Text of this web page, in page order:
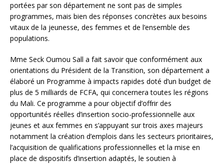
portées par son département ne sont pas de simples
programmes, mais bien des réponses concrètes aux besoins
vitaux de la jeunesse, des femmes et de l’ensemble des
populations.
Mme Seck Oumou Sall a fait savoir que conformément aux
orientations du Président de la Transition, son département a
élaboré un Programme à impacts rapides doté d’un budget de
plus de 5 milliards de FCFA, qui concernera toutes les régions
du Mali. Ce programme a pour objectif d’offrir des
opportunités réelles d’insertion socio-professionnelle aux
jeunes et aux femmes en s’appuyant sur trois axes majeurs
notamment la création d’emplois dans les secteurs prioritaires,
l’acquisition de qualifications professionnelles et la mise en
place de dispositifs d’insertion adaptés, le soutien à